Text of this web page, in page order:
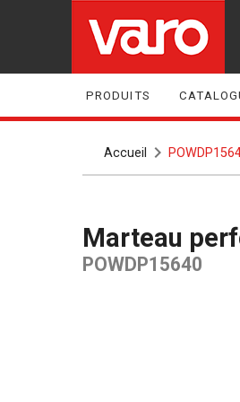
PRODUITS
Accueil
Marteau
POWDP15640